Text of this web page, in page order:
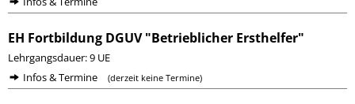
EH Fortbildung DGUV "Betrieblicher Ersthelfer"
Lehrgangsdauer: 9 UE
Infos & Termine
(derzeit keine Termine)